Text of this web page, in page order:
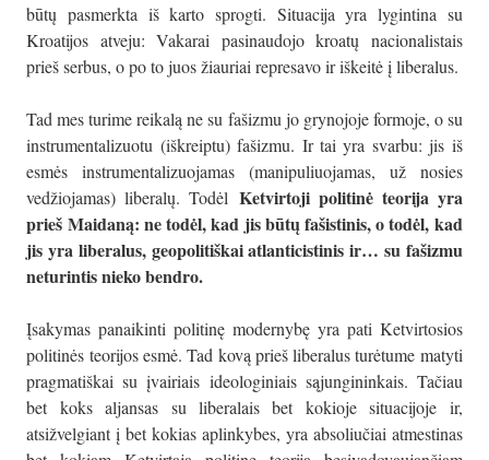
būtų pasmerkta iš karto sprogti. Situacija yra lygintina su
Kroatijos atveju: Vakarai pasinaudojo kroatų nacionalistais
prieš serbus, o po to juos žiauriai represavo ir iškeitė į liberalus.
Tad mes turime reikalą ne su fašizmu jo grynojoje formoje, o su
instrumentalizuotu (iškreiptu) fašizmu. Ir tai yra svarbu: jis iš
esmės instrumentalizuojamas (manipuliuojamas, už nosies
vedžiojamas) liberalų. Todėl Ketvirtoji politinė teorija yra
prieš Maidaną: ne todėl, kad jis būtų fašistinis, o todėl, kad
jis yra liberalus, geopolitiškai atlanticistinis ir… su fašizmu
neturintis nieko bendro.
Įsakymas panaikinti politinę modernybę yra pati Ketvirtosios
politinės teorijos esmė. Tad kovą prieš liberalus turėtume matyti
pragmatiškai su įvairiais ideologiniais sąjungininkais. Tačiau
bet koks aljansas su liberalais bet kokioje situacijoje ir,
atsižvelgiant į bet kokias aplinkybes, yra absoliučiai atmestinas